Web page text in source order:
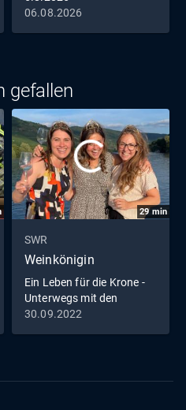
06.08.2026
gefallen
29min
SWR
Weinkönigin
Ein Leben für die Krone -
Unterwegs mit den
Weinköniginnen
30.09.2022